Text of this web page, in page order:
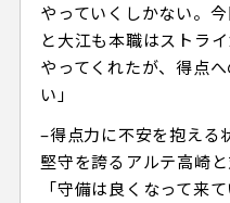
やっていくしかない。
と大江も本職はストラ
やってくれたが、得点
い」
–得点力に不安を抱える
堅守を誇るアルテ高崎
「守備は良くなって来